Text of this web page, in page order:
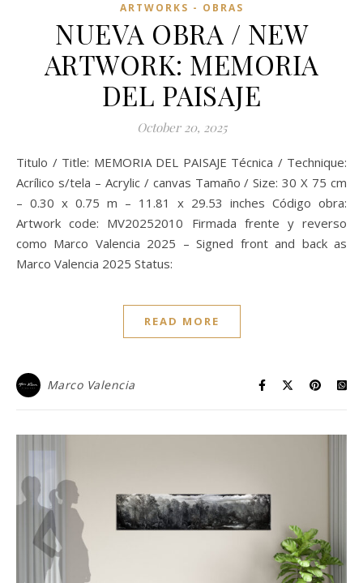
ARTWORKS - OBRAS
NUEVA OBRA / NEW
ARTWORK: MEMORIA
DEL PAISAJE
October 20, 2025
Titulo / Title: MEMORIA DEL PAISAJE Técnica / Technique:
Acrílico s/tela – Acrylic / canvas Tamaño / Size: 30 X 75 cm
– 0.30 x 0.75 m – 11.81 x 29.53 inches Código obra:
Artwork code: MV20252010 Firmada frente y reverso
como Marco Valencia 2025 – Signed front and back as
Marco Valencia 2025 Status:
READ MORE
Marco Valencia